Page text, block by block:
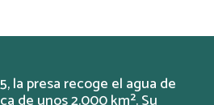
la presa recoge el agua de